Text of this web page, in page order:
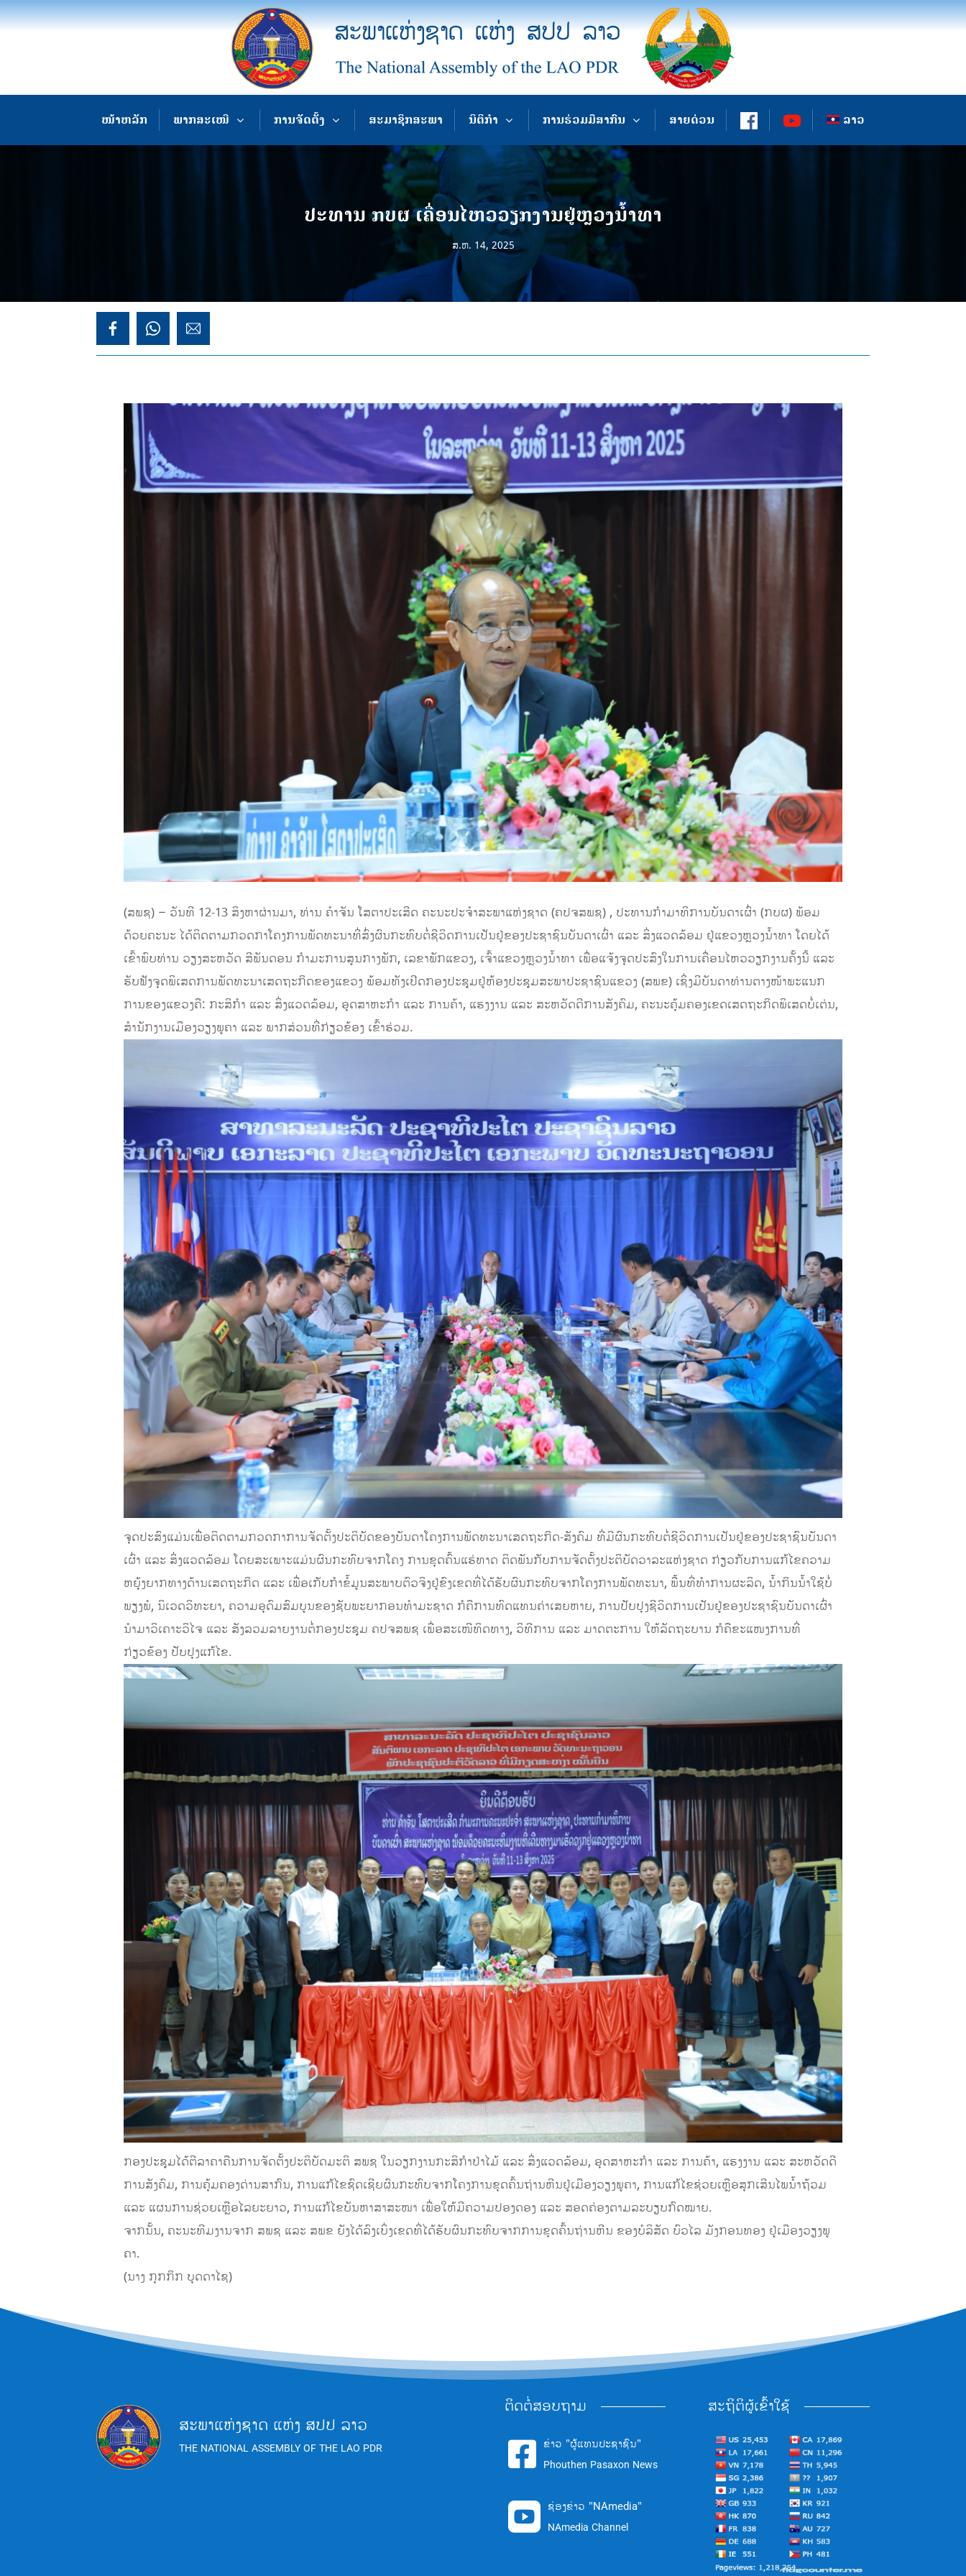
ໜ້າຫລັກ ພາກສະເໜີ ການຈັດຕັ້ງ ສະມາຊິກສະພາ ນິຕິກຳ ການຮ່ວມມືສາກົນ ສາຍດ່ວນ ລາວ
ປະທານ ກບຜ ເຄື່ອນໄຫວວຽກງານຢູ່ຫຼວງນ້ຳທາ
ສ.ຫ. 14, 2025
(ສພຊ) – ວັນທີ 12-13 ສິງຫາຜ່ານມາ, ທ່ານ ຄຳຈັນ ໂສຕາປະເສີດ ຄະນະປະຈຳສະພາແຫ່ງຊາດ (ຄປຈສພຊ) , ປະທານກໍາມາທິການບັນດາເຜົ່າ (ກບຜ) ພ້ອມ
ດ້ວຍຄະນະ ໄດ້ຕິດຕາມກວດກາໂຄງການພັດທະນາທີ່ສົ່ງຜົນກະທົບຕໍ່ຊີວິດການເປັນຢູ່ຂອງປະຊາຊົນບັນດາເຜົ່າ ແລະ ສິ່ງແວດລ້ອມ ຢູ່ແຂວງຫຼວງນ້ຳທາ ໂດຍໄດ້
ເຂົ້າພົບທ່ານ ວຽງສະຫວັດ ສີພັນດອນ ກຳມະການສູນກາງພັກ, ເລຂາພັກແຂວງ, ເຈົ້າແຂວງຫຼວງນ້ຳທາ ເພື່ອແຈ້ງຈຸດປະສົງໃນການເຄື່ອນໄຫວວຽກງານຄັ້ງນີ້ ແລະ
ຮັບຟັງຈຸດພິເສດການພັດທະນາເສດຖະກິດຂອງແຂວງ ພ້ອມທັງເປີດກອງປະຊຸມຢູ່ຫ້ອງປະຊຸມສະພາປະຊາຊົນແຂວງ (ສພຂ) ເຊິ່ງມີບັນດາທ່ານຕາງໜ້າພະແນກ
ການຂອງແຂວງຄື: ກະສິກຳ ແລະ ສິ່ງແວດລ້ອມ, ອຸດສາຫະກຳ ແລະ ການຄ້າ, ແຮງງານ ແລະ ສະຫວັດດີການສັງຄົມ, ຄະນະຄຸ້ມຄອງເຂດເສດຖະກິດພິເສດບໍ່ເຕ່ນ,
ສຳນັກງານເມືອງວຽງພູຄາ ແລະ ພາກສ່ວນທີ່ກ່ຽວຂ້ອງ ເຂົ້າຮ່ວມ.
ຈຸດປະສົງແມ່ນເພື່ອຕິດຕາມກວດກາການຈັດຕັ້ງປະຕິບັດຂອງບັນດາໂຄງການພັດທະນາເສດຖະກິດ-ສັງຄົມ ທີ່ມີຜົນກະທົບຕໍ່ຊີວິດການເປັນຢູ່ຂອງປະຊາຊົນບັນດາ
ເຜົ່າ ແລະ ສິ່ງແວດລ້ອມ ໂດຍສະເພາະແມ່ນຜົນກະທົບຈາກໂຄງ ການຂຸດຄົ້ນແຮ່ທາດ ຕິດພັນກັບການຈັດຕັ້ງປະຕິບັດວາລະແຫ່ງຊາດ ກ່ຽວກັບການແກ້ໄຂຄວາມ
ຫຍຸ້ງຍາກທາງດ້ານເສດຖະກິດ ແລະ ເພື່ອເກັບກຳຂໍ້ມູນສະພາບຕົວຈິງຢູ່ຂົງເຂດທີ່ໄດ້ຮັບຜົນກະທົບຈາກໂຄງການພັດທະນາ, ພື້ນທີ່ທຳການຜະລິດ, ນ້ຳກິນນ້ຳໃຊ້ບໍ່
ພຽງພໍ, ນິເວດວິທະຍາ, ຄວາມອຸດົມສົມບູນຂອງຊັບພະຍາກອນທຳມະຊາດ ກໍຄືການທົດແທນຄ່າເສຍຫາຍ, ການປັບປຸງຊີວິດການເປັນຢູ່ຂອງປະຊາຊົນບັນດາເຜົ່າ
ນຳມາວິເຄາະວິໄຈ ແລະ ສັງລວມລາຍງານຕໍ່ກອງປະຊຸມ ຄປຈສພຊ ເພື່ອສະເໜີທິດທາງ, ວິທີການ ແລະ ມາດຕະການ ໃຫ້ລັດຖະບານ ກໍຄືຂະແໜງການທີ່
ກ່ຽວຂ້ອງ ປັບປຸງແກ້ໄຂ.
ກອງປະຊຸມໄດ້ຕີລາຄາຄືນການຈັດຕັ້ງປະຕິບັດມະຕິ ສພຊ ໃນວຽກງານກະສິກໍາປ່າໄມ້ ແລະ ສິ່ງແວດລ້ອມ, ອຸດສາຫະກໍາ ແລະ ການຄ້າ, ແຮງງານ ແລະ ສະຫວັດດີ
ການສັງຄົມ, ການຄຸ້ມຄອງດ່ານສາກົນ, ການແກ້ໄຂຊົດເຊີຍຜົນກະທົບຈາກໂຄງການຂຸດຄົ້ນຖ່ານຫີນຢູ່ເມືອງວຽງພູຄາ, ການແກ້ໄຂຊ່ວຍເຫຼືອສຸກເສີນໄພນໍ້າຖ້ວມ
ແລະ ແຜນການຊ່ວຍເຫຼືອໄລຍະຍາວ, ການແກ້ໄຂບັນຫາສາສະໜາ ເພື່ອໃຫ້ມີຄວາມປອງດອງ ແລະ ສອດຄ່ອງຕາມລະບຽບກົດໝາຍ.
ຈາກນັ້ນ, ຄະນະທີມງານຈາກ ສພຊ ແລະ ສພຂ ຍັງໄດ້ລົງເບິ່ງເຂດທີ່ໄດ້ຮັບຜົນກະທົບຈາກການຂຸດຄົ້ນຖ່ານຫີນ ຂອງບໍລິສັດ ບົວໄລ ມັງກອນທອງ ຢູ່ເມືອງວຽງພູ
ຄາ.
(ນາງ ກຸກກິກ ບຸດດາໄຊ)
ສະພາແຫ່ງຊາດ ແຫ່ງ ສປປ ລາວ
THE NATIONAL ASSEMBLY OF THE LAO PDR
ຕິດຕໍ່ສອບຖາມ
 ຂ່າວ "ຜູ້ແທນປະຊາຊົນ"
Phouthen Pasaxon News
 ຊ່ອງຂ່າວ "NAmedia"
NAmedia Channel
ສະຖິຕິຜູ້ເຂົ້າໃຊ້